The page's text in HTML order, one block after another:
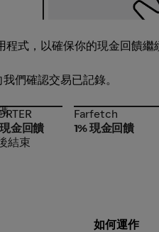
式，以確保你的現金回饋繼
們確認交易已記錄。
金回饋
結束
Farfetch
Farfetch
1% 現金回饋
如何運作